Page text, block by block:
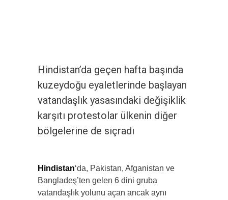
Hindistan’da geçen hafta başında
kuzeydoğu eyaletlerinde başlayan
vatandaşlık yasasındaki değişiklik
karşıtı protestolar ülkenin diğer
bölgelerine de sıçradı
Hindistan‘da, Pakistan, Afganistan ve
Bangladeş’ten gelen 6 dini gruba
vatandaşlık yolunu açan ancak aynı